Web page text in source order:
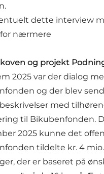
dette interview
nærmere
og projekt
2025 var der dialog
og der blev
med
til Bikubenfonden.
2025 kunne det
tildelte kr. 4
der er baseret på